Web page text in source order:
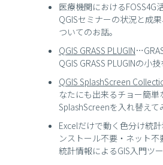
医療機関における
QGISセミナーの状況と成
ついてのお話。
QGIS GRASS PLUGIN
QGIS GRASS PLUGINの小
QGIS SplashScreen
なたにも出来るチョー簡単
SplashScreenを入れ替えて
Excelだけで動く色分け統
ンストール不要・ネット不
統計情報によるGIS入門ツー